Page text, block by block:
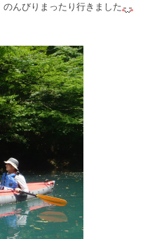
んびりまったり行きました